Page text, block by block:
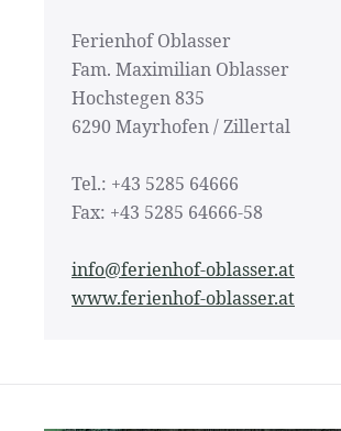
Ferienhof Oblasser
Fam. Maximilian Oblasser
Hochstegen 835
6290 Mayrhofen / Zillertal
Tel.: +43 5285 64666
Fax: +43 5285 64666-58
info@ferienhof-oblasser.at
www.ferienhof-oblasser.at